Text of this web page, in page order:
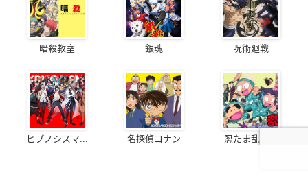
暗殺教室 銀魂 呪術廻戦
ヒプノシスマ... 名探偵コナン 忍たま乱太郎